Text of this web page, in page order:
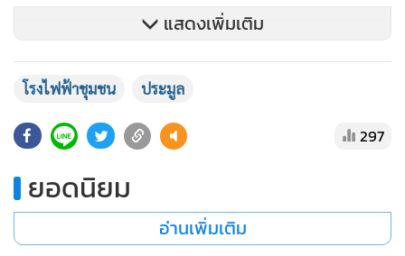
นางนฤชล พฤกษา ประธานวิสาหกิจชุมชน กลุ่มผู้เลี้ยงโคขุนสร้าง
อาชีพตลาดไทร จ.นครราชสีมา กล่าวว่า กลุ่มมีสมาชิกประมาณ
ความหวัง เนื่องจากสมาชิกส่วนใหญ่ต้องการนำพื้นที่ปลูกนาข้าว
ละครั้ง ขณะที่การปลูกหญ้าสามารถตัดส่งโรงไฟ้ฟ้าได้ 2-3 รอบ
"เรารอได้ แต่ขอให้มีความหวัง ที่ผ่านมาบางส่วนเราปลูกข้าว
แสดงเพิ่มเติม
โรงไฟฟ้าชุมชน ประมูล
297
ยอดนิยม
อ่านเพิ่มเติม